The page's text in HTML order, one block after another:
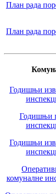
План рада
План рада
Годишњи
Годишњи
Годишњи
комуналне